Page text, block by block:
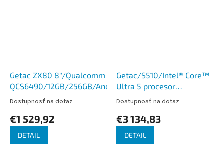
Getac ZX80 8''/Qualcomm
QCS6490/12GB/256GB/Android
Dostupnosť na dotaz
€1 529,92
DETAIL
Getac/S510/Intel® Core™
Ultra 5 procesor
125U/15,6''/FHD/8GB/
Dostupnosť na dotaz
€3 134,83
DETAIL